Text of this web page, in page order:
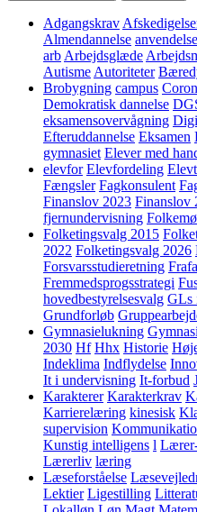
Adgangskrav
Almendannelse
arb Arbejdsglæde
Autisme Autoriteter
Brobygning campus
Demokratisk dannelse
eksamensovervågning
Efteruddannelse Eksamen
gymnasiet Elever med
elevfor Elevfordeling
Fængsler Fagkonsulent
Finanslov 2023 Finanslov
fjernundervisning
Folketingsvalg 2015
2022 Folketingsvalg 2026
Forsvarsstudieretning
Fremmedsprogsstrategi
hovedbestyrelsesvalg GLs
Grundforløb
Gymnasielukning
2030 Hf Hhx Historie
Indeklima Indflydelse
It i undervisning It-forbud
Karakterer Karakterkrav
Karrierelæring kinesisk
supervision
Kunstig intelligens l
Lærerliv læring
Læseforståelse
Lektier Ligestilling